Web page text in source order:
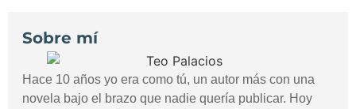
Sobre mí
Hace 10 años yo era como tú, un autor más con una
novela bajo el brazo que nadie quería publicar. Hoy